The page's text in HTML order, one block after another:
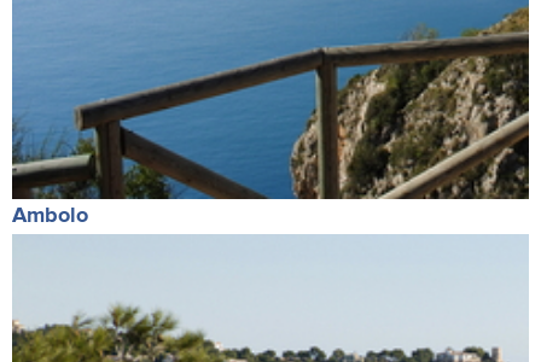
Ambolo